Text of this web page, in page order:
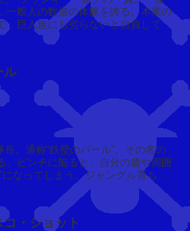
一般人の数倍の体躯を誇る。本業の
巨人族にも劣らないと自負してい
ル
。ピンチに陥ると、自分の盾や周囲
なってしまう。ジャングル育ちで
コ・ショット